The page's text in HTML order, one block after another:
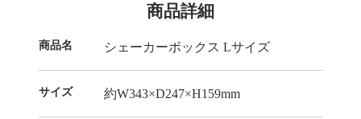
商品詳細
商品名 シェーカーボックス Lサイズ
サイズ 約W343×D247×H159mm